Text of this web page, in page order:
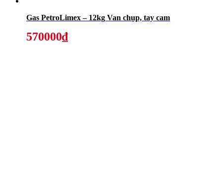
Gas PetroLimex – 12kg Van chụp, tay cam
570000₫